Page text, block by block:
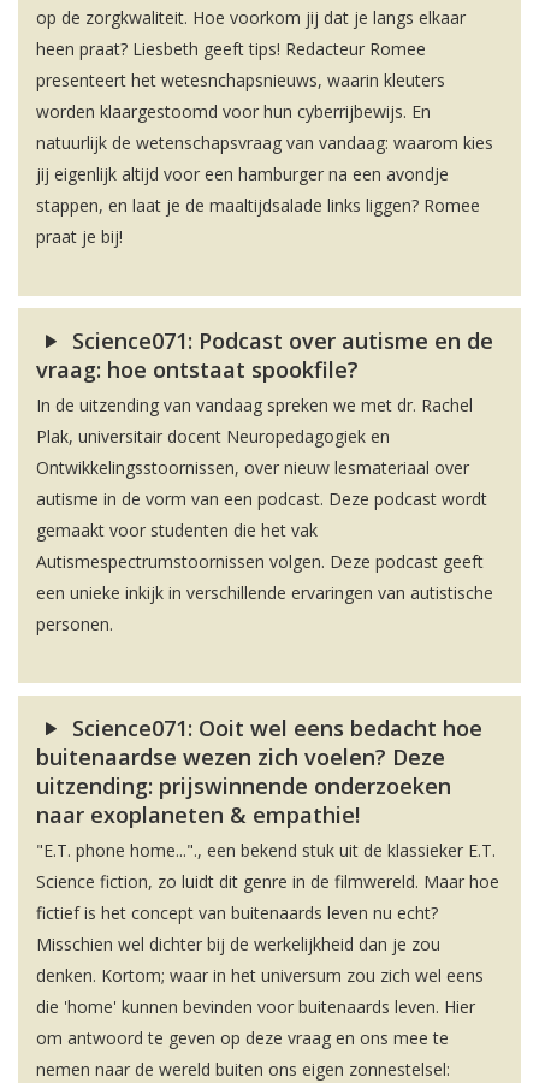
op de zorgkwaliteit. Hoe voorkom jij dat je langs elkaar
heen praat? Liesbeth geeft tips! Redacteur Romee
presenteert het wetesnchapsnieuws, waarin kleuters
worden klaargestoomd voor hun cyberrijbewijs. En
natuurlijk de wetenschapsvraag van vandaag: waarom kies
jij eigenlijk altijd voor een hamburger na een avondje
stappen, en laat je de maaltijdsalade links liggen? Romee
praat je bij!
Science071: Podcast over autisme en de
vraag: hoe ontstaat spookfile?
In de uitzending van vandaag spreken we met dr. Rachel
Plak, universitair docent Neuropedagogiek en
Ontwikkelingsstoornissen, over nieuw lesmateriaal over
autisme in de vorm van een podcast. Deze podcast wordt
gemaakt voor studenten die het vak
Autismespectrumstoornissen volgen. Deze podcast geeft
een unieke inkijk in verschillende ervaringen van autistische
personen.
Science071: Ooit wel eens bedacht hoe
buitenaardse wezen zich voelen? Deze
uitzending: prijswinnende onderzoeken
naar exoplaneten & empathie!
"E.T. phone home..."., een bekend stuk uit de klassieker E.T.
Science fiction, zo luidt dit genre in de filmwereld. Maar hoe
fictief is het concept van buitenaards leven nu echt?
Misschien wel dichter bij de werkelijkheid dan je zou
denken. Kortom; waar in het universum zou zich wel eens
die 'home' kunnen bevinden voor buitenaards leven. Hier
om antwoord te geven op deze vraag en ons mee te
nemen naar de wereld buiten ons eigen zonnestelsel: